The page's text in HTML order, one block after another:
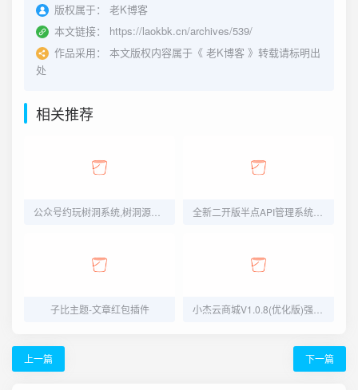
版权属于：
老K博客
本文链接：
https://laokbk.cn/archives/539/
作品采用：
本文版权内容属于《 老K博客 》转载请标明出
处
相关推荐
子比主题-文章红包插件
上一篇 下一篇